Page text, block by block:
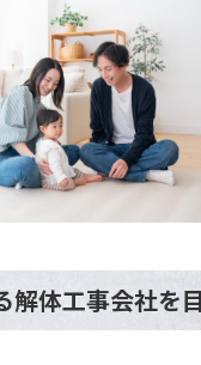
解体工事会社を